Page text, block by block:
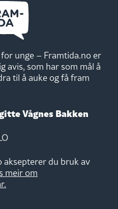
unge – Framtida.no er
avis, som har som mål å
til å auke og få fram
Vågnes Bakken
aksepterer du bruk av
meir om